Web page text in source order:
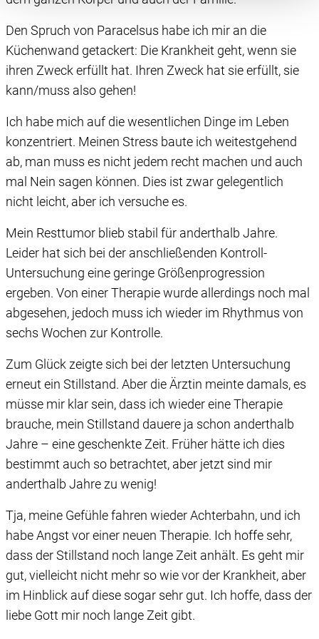
wir die Informationen weiter. Dies alles hilft uns, unsere
verbessern. Für die Speicherung, den Abruf und die
Verarbeitung benötigen wir Ihre Einwilligung. Ihre
Einwilligung können Sie mit Wirkung für die Zukunft
widerrufen, indem Sie auf das runde Icon in der linken
unserer Datenschutzerklärung.
Den Spruch von Paracelsus habe ich mir an die
Küchenwand getackert: Die Krankheit geht, wenn sie
ihren Zweck erfüllt hat. Ihren Zweck hat sie erfüllt, sie
kann/muss also gehen!
Ich habe mich auf die wesentlichen Dinge im Leben
konzentriert. Meinen Stress baute ich weitestgehend
ab, man muss es nicht jedem recht machen und auch
mal Nein sagen können. Dies ist zwar gelegentlich
nicht leicht, aber ich versuche es.
Mein Resttumor blieb stabil für anderthalb Jahre.
Leider hat sich bei der anschließenden Kontroll-
Untersuchung eine geringe Größenprogression
ergeben. Von einer Therapie wurde allerdings noch mal
abgesehen, jedoch muss ich wieder im Rhythmus von
sechs Wochen zur Kontrolle.
Zum Glück zeigte sich bei der letzten Untersuchung
erneut ein Stillstand. Aber die Ärztin meinte damals, es
müsse mir klar sein, dass ich wieder eine Therapie
brauche, mein Stillstand dauere ja schon anderthalb
Jahre – eine geschenkte Zeit. Früher hätte ich dies
bestimmt auch so betrachtet, aber jetzt sind mir
anderthalb Jahre zu wenig!
Tja, meine Gefühle fahren wieder Achterbahn, und ich
habe Angst vor einer neuen Therapie. Ich hoffe sehr,
dass der Stillstand noch lange Zeit anhält. Es geht mir
gut, vielleicht nicht mehr so wie vor der Krankheit, aber
im Hinblick auf diese sogar sehr gut. Ich hoffe, dass der
liebe Gott mir noch lange Zeit gibt.